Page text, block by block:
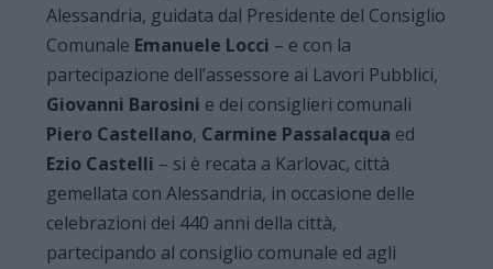
Alessandria, guidata dal Presidente del Consiglio
Comunale Emanuele Locci – e con la
partecipazione dell’assessore ai Lavori Pubblici,
Giovanni Barosini e dei consiglieri comunali
Piero Castellano, Carmine Passalacqua ed
Ezio Castelli – si è recata a Karlovac, città
gemellata con Alessandria, in occasione delle
celebrazioni dei 440 anni della città,
partecipando al consiglio comunale ed agli